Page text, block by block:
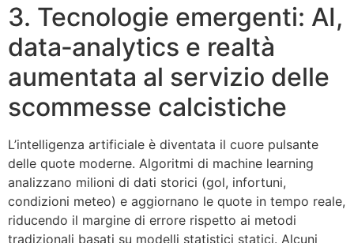
3. Tecnologie emergenti: AI,
data‑analytics e realtà
aumentata al servizio delle
scommesse calcistiche
L’intelligenza artificiale è diventata il cuore pulsante
delle quote moderne. Algoritmi di machine learning
analizzano milioni di dati storici (gol, infortuni,
condizioni meteo) e aggiornano le quote in tempo reale,
riducendo il margine di errore rispetto ai metodi
tradizionali basati su modelli statistici statici. Alcuni